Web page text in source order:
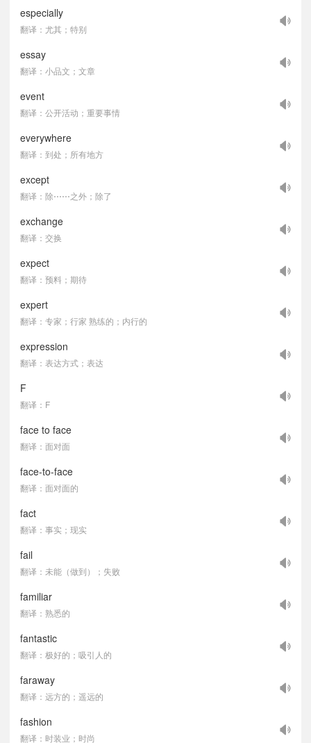
especially
翻译：尤其；特别
essay
翻译：小品文；文章
event
翻译：公开活动；重要事情
everywhere
翻译：到处；所有地方
except
翻译：除⋯⋯之外；除了
exchange
翻译：交换
expect
翻译：预料；期待
expert
翻译：专家；行家 熟练的；内行的
expression
翻译：表达方式；表达
F
翻译：F
face to face
翻译：面对面
face-to-face
翻译：面对面的
fact
翻译：事实；现实
fail
翻译：未能（做到）；失败
familiar
翻译：熟悉的
fantastic
翻译：极好的；吸引人的
faraway
翻译：远方的；遥远的
fashion
翻译：时装业；时尚